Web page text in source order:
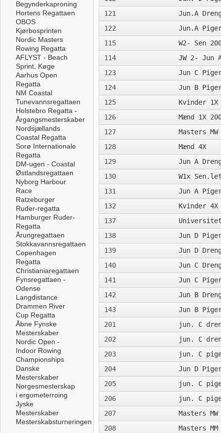
Begynderkaproning
Hortens Regattaen
OBOS
Kjørbosprinten
Nordic Masters
Rowing Regatta
AFLYST - Beach
Sprint, Køge
Aarhus Open
Regatta
NM Coastal
Tunevannsregattaen
Holstebro Regatta -
Årgangsmesterskaber
Nordsjællands
Coastal Regatta
Sorø Internationale
Regatta
DM-ugen - Coastal
Østlandsregattaen
Nyborg Harbour
Race
Ratzeburger
Ruder-regatta
Hamburger Ruder-
Regatta
Årungregattaen
Stokkavannsregattaen
Copenhagen
Regatta
Christianiaregattaen
Fynsregattaen -
Odense
Langdistance
Drammen River
Cup Regatta
Åbne Fynske
Mesterskaber
Nordic Open -
Indoor Rowing
Championships
Danske
Mesterskaber
Norgesmesterskap
i ergometerroing
Jyske
Mesterskaber
Mesterskabsturneringen
121
Jun.A
122
Jun.A
115
W2- Sen
114
JW 2- Jun
123
Jun C
124
Jun B
125
Kvinder 1X
126
Mænd 1X
127
Masters
128
Mænd 4X
129
Jun A
130
W1x
131
Jun A
132
Kvinder 4X
137
138
Jun D
139
Jun D
140
Jun C
141
Jun C
142
Jun B
143
Jun B
201
jun. C
202
jun. C
203
jun. C
204
Jun D
205
jun. C
206
jun. C
207
Masters MW
208
Masters MM